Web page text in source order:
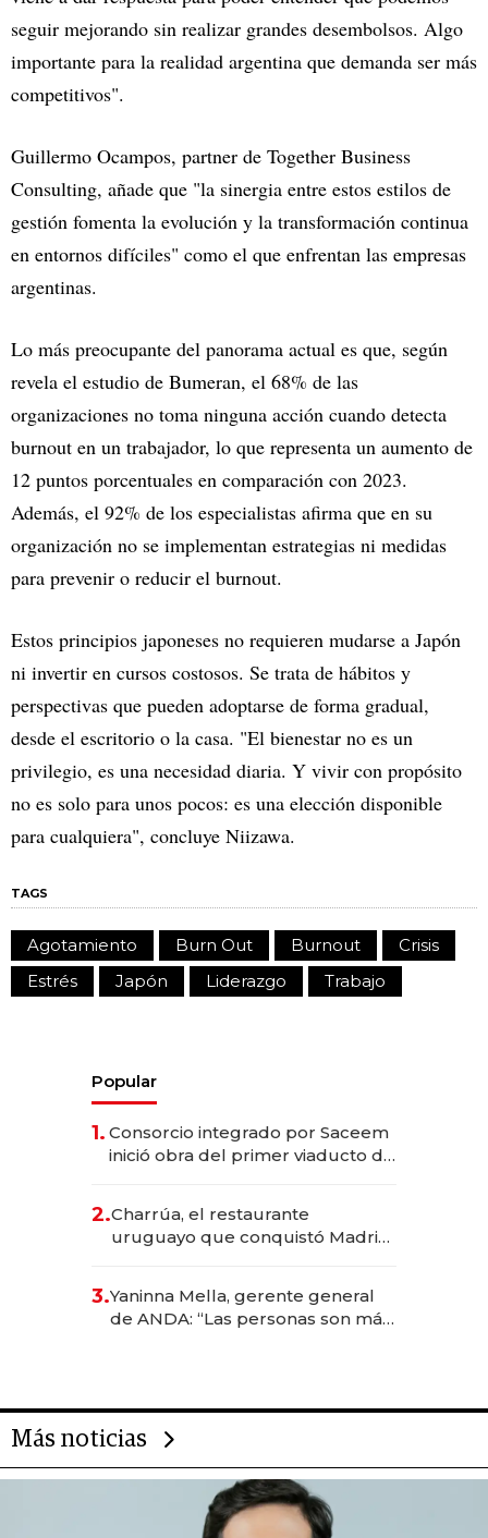
seguir mejorando sin realizar grandes desembolsos. Algo
importante para la realidad argentina que demanda ser más
competitivos".
Guillermo Ocampos, partner de Together Business
Consulting, añade que "la sinergia entre estos estilos de
gestión fomenta la evolución y la transformación continua
en entornos difíciles" como el que enfrentan las empresas
argentinas.
Lo más preocupante del panorama actual es que, según
revela el estudio de Bumeran, el 68% de las
organizaciones no toma ninguna acción cuando detecta
burnout en un trabajador, lo que representa un aumento de
12 puntos porcentuales en comparación con 2023.
Además, el 92% de los especialistas afirma que en su
organización no se implementan estrategias ni medidas
para prevenir o reducir el burnout.
Estos principios japoneses no requieren mudarse a Japón
ni invertir en cursos costosos. Se trata de hábitos y
perspectivas que pueden adoptarse de forma gradual,
desde el escritorio o la casa. "El bienestar no es un
privilegio, es una necesidad diaria. Y vivir con propósito
no es solo para unos pocos: es una elección disponible
para cualquiera", concluye Niizawa.
TAGS
Agotamiento Burn Out Burnout
Crisis
Estrés
Japón Liderazgo Trabajo
Popular
1. Consorcio integrado por Saceem
inició obra del primer viaducto de
millones
2.Charrúa, el restaurante
uruguayo que conquistó Madrid:
anticipación y prepara apertura
3.Yaninna Mella, gerente general
de ANDA: “Las personas son más
Más noticias